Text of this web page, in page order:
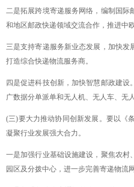
二是拓展跨境寄递服务网络，编制国际
和地区邮政快递领域交流合作，推进中
三是支持寄递服务新业态发展，加快发
打造综合快递物流服务商。
四是促进科技创新，加快智慧邮政建
广数据分单派单和无人机、无人车、无
(三)要大力推动协同创新发展。要以《
凝聚行业发展强大合力。
一是加强行业基础设施建设，聚焦农村
园区及分拨中心，进一步完善寄递物流网